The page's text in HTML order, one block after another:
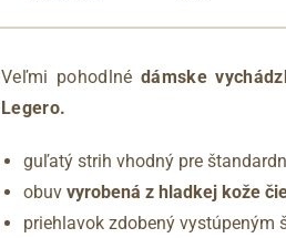
Veľmi pohodlnédámske
Legero.
guľatý strih vhodný pre
obuv vyrobená z hladkej kože
priehlavok zdobený vystúpeným